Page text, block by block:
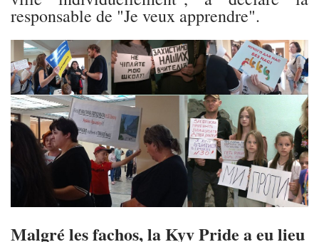
responsable de "Je veux apprendre".
Malgré les fachos, la Kyv Pride a eu lieu